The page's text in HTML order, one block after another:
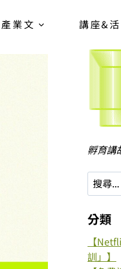
產業文 講座&
孵育講
分類
【
訓」】